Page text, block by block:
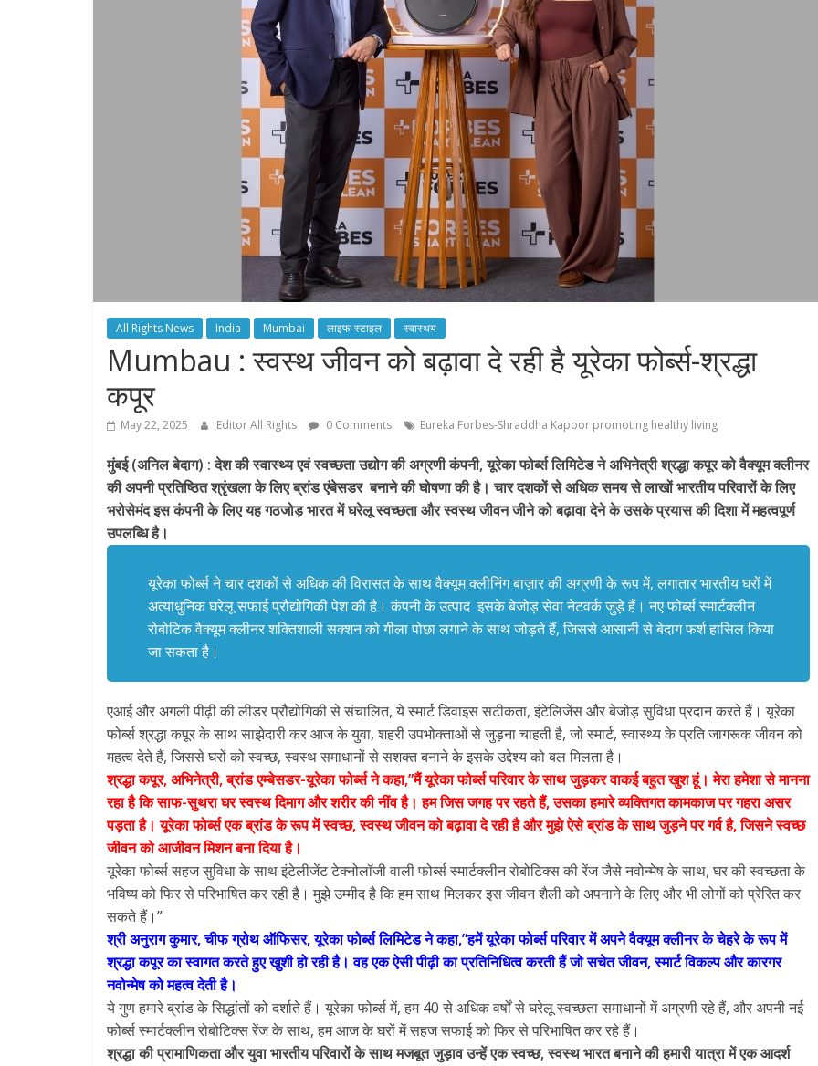
All Rights News India Mumbai लाइफ-स्टाइल स्वास्थय
Mumbau : स्वस्थ जीवन को बढ़ावा दे रही है यूरेका फोर्ब्स-श्रद्धा
कपूर
May 22, 2025 Editor All Rights 0 Comments Eureka Forbes-Shraddha Kapoor promoting healthy living
मुंबई (अनिल बेदाग) : देश की स्वास्थ्य एवं स्वच्छता उद्योग की अग्रणी कंपनी, यूरेका फोर्ब्स लिमिटेड ने अभिनेत्री श्रद्धा कपूर को वैक्यूम क्लीनर
की अपनी प्रतिष्ठित श्रृंखला के लिए ब्रांड एंबेसडर बनाने की घोषणा की है। चार दशकों से अधिक समय से लाखों भारतीय परिवारों के लिए
भरोसेमंद इस कंपनी के लिए यह गठजोड़ भारत में घरेलू स्वच्छता और स्वस्थ जीवन जीने को बढ़ावा देने के उसके प्रयास की दिशा में महत्वपूर्ण
उपलब्धि है।
यूरेका फोर्ब्स ने चार दशकों से अधिक की विरासत के साथ वैक्यूम क्लीनिंग बाज़ार की अग्रणी के रूप में, लगातार भारतीय घरों में
अत्याधुनिक घरेलू सफाई प्रौद्योगिकी पेश की है। कंपनी के उत्पाद इसके बेजोड़ सेवा नेटवर्क जुड़े हैं। नए फोर्ब्स स्मार्टक्लीन
रोबोटिक वैक्यूम क्लीनर शक्तिशाली सक्शन को गीला पोछा लगाने के साथ जोड़ते हैं, जिससे आसानी से बेदाग फर्श हासिल किया
जा सकता है।
एआई और अगली पीढ़ी की लीडर प्रौद्योगिकी से संचालित, ये स्मार्ट डिवाइस सटीकता, इंटेलिजेंस और बेजोड़ सुविधा प्रदान करते हैं। यूरेका
फोर्ब्स श्रद्धा कपूर के साथ साझेदारी कर आज के युवा, शहरी उपभोक्ताओं से जुड़ना चाहती है, जो स्मार्ट, स्वास्थ्य के प्रति जागरूक जीवन को
महत्व देते हैं, जिससे घरों को स्वच्छ, स्वस्थ समाधानों से सशक्त बनाने के इसके उद्देश्य को बल मिलता है।
श्रद्धा कपूर, अभिनेत्री, ब्रांड एम्बेसडर-यूरेका फोर्ब्स ने कहा,”मैं यूरेका फोर्ब्स परिवार के साथ जुड़कर वाकई बहुत खुश हूं। मेरा हमेशा से मानना
रहा है कि साफ-सुथरा घर स्वस्थ दिमाग और शरीर की नींव है। हम जिस जगह पर रहते हैं, उसका हमारे व्यक्तिगत कामकाज पर गहरा असर
पड़ता है। यूरेका फोर्ब्स एक ब्रांड के रूप में स्वच्छ, स्वस्थ जीवन को बढ़ावा दे रही है और मुझे ऐसे ब्रांड के साथ जुड़ने पर गर्व है, जिसने स्वच्छ
जीवन को आजीवन मिशन बना दिया है।
यूरेका फोर्ब्स सहज सुविधा के साथ इंटेलीजेंट टेक्नोलॉजी वाली फोर्ब्स स्मार्टक्लीन रोबोटिक्स की रेंज जैसे नवोन्मेष के साथ, घर की स्वच्छता के
भविष्य को फिर से परिभाषित कर रही है। मुझे उम्मीद है कि हम साथ मिलकर इस जीवन शैली को अपनाने के लिए और भी लोगों को प्रेरित कर
सकते हैं।”
श्री अनुराग कुमार, चीफ ग्रोथ ऑफिसर, यूरेका फोर्ब्स लिमिटेड ने कहा,”हमें यूरेका फोर्ब्स परिवार में अपने वैक्यूम क्लीनर के चेहरे के रूप में
श्रद्धा कपूर का स्वागत करते हुए खुशी हो रही है। वह एक ऐसी पीढ़ी का प्रतिनिधित्व करती हैं जो सचेत जीवन, स्मार्ट विकल्प और कारगर
नवोन्मेष को महत्व देती है।
ये गुण हमारे ब्रांड के सिद्धांतों को दर्शाते हैं। यूरेका फोर्ब्स में, हम 40 से अधिक वर्षों से घरेलू स्वच्छता समाधानों में अग्रणी रहे हैं, और अपनी नई
फोर्ब्स स्मार्टक्लीन रोबोटिक्स रेंज के साथ, हम आज के घरों में सहज सफाई को फिर से परिभाषित कर रहे हैं।
श्रद्धा की प्रामाणिकता और युवा भारतीय परिवारों के साथ मजबूत जुड़ाव उन्हें एक स्वच्छ, स्वस्थ भारत बनाने की हमारी यात्रा में एक आदर्श